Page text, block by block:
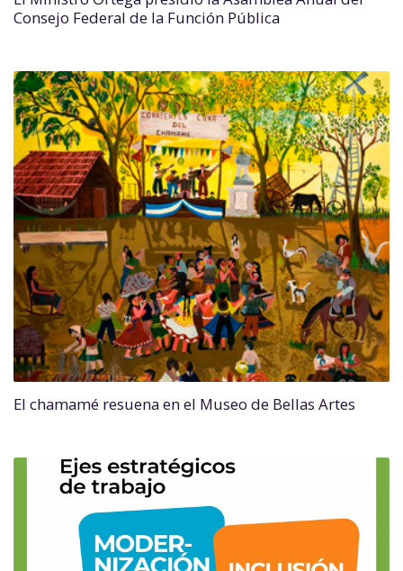
Consejo Federal de la Función Pública
El chamamé resuena en el Museo de Bellas Artes